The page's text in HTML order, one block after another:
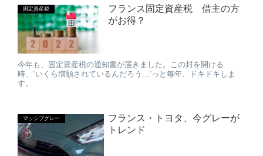
固定資産税
フランス固定資産税 借主の方
がお得？
今年も、固定資産税の通知書が届きました。この封を開ける
時、”いくら増額されているんだろう...”っと毎年、ドキドキしま
す。
マッシブグレー
フランス・トヨタ、今グレーが
トレンド